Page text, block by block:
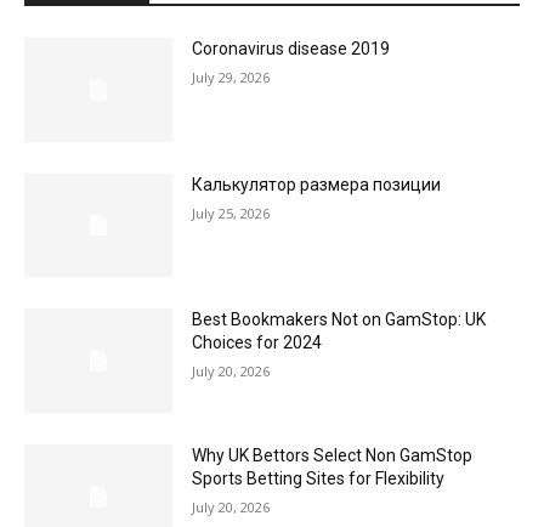
Coronavirus disease 2019
July 29, 2026
Калькулятор размера позиции
July 25, 2026
Best Bookmakers Not on GamStop: UK
Choices for 2024
July 20, 2026
Why UK Bettors Select Non GamStop
Sports Betting Sites for Flexibility
July 20, 2026